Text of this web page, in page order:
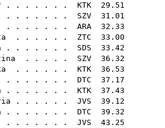
. . . . . . . KTK 29.51
. . . . . . . SZV 31.01
. . . . . . . ARA 32.33
. . . . . . ZTC 33.00
. . . . . . . SDS 33.42
. . . . . SZV 36.32
. . . . . . KTK 36.53
. . . . . . . DTC 37.17
. . . . . . . KTK 37.43
. . . . . . JVS 39.12
. . . . . . . DTC 39.32
. . . . . . . JVS 43.25